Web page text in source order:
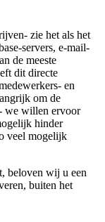
zie het als het
servers, e-mail-
de meeste
dit directe
en
om de
we willen ervoor
hinder
veel mogelijk
beloven wij u een
buiten het